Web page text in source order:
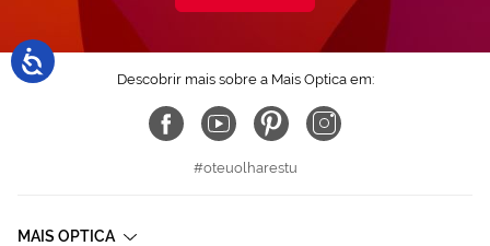
Descobrir mais sobre a Mais Optica em:
#oteuolharestu
MAIS OPTICA